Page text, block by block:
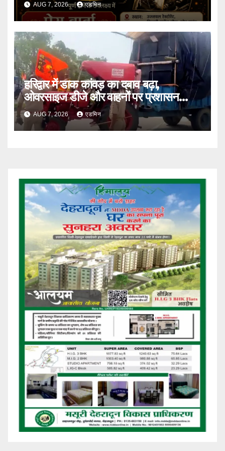
AUG 7, 2026 एडमिन
हरिद्वार में डाक कांवड़ का दबाव बढ़ा,
ओवरसाइज डीजे और वाहनों पर प्रशासन
सख्तAUG 7, 2026 एडमिन